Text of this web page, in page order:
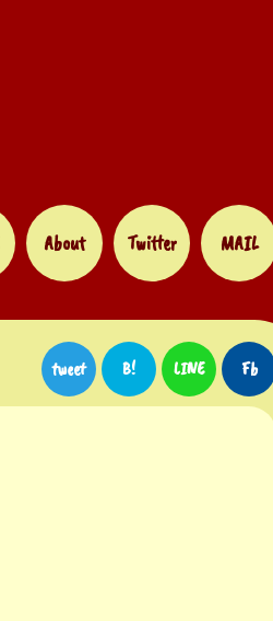
About Twitter MAIL
tweet B! LINE Fb